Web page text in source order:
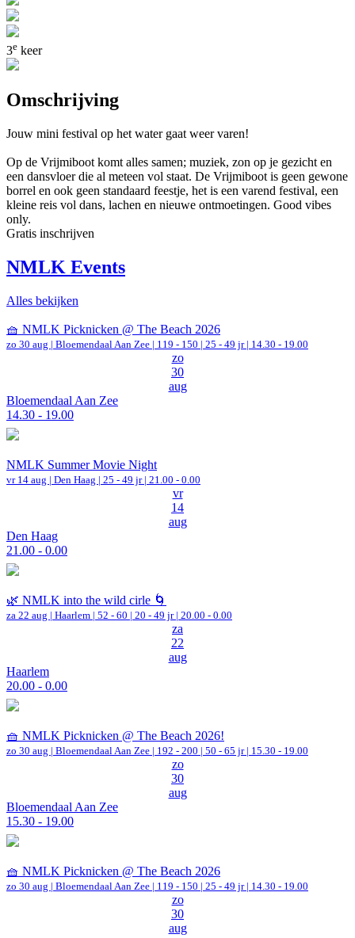
3e keer
Omschrijving
Jouw mini festival op het water gaat weer varen!
Op de Vrijmiboot komt alles samen; muziek, zon op je gezicht en
een dansvloer die al meteen vol staat. De Vrijmiboot is geen gewone
borrel en ook geen standaard feestje, het is een varend festival, een
kleine reis vol dans, lachen en nieuwe ontmoetingen. Good vibes
only.
Gratis inschrijven
NMLK Events
Alles bekijken
🧺 NMLK Picknicken @ The Beach 2026
zo 30 aug | Bloemendaal Aan Zee | 119 - 150 | 25 - 49 jr | 14.30 - 19.00
zo
30
aug
Bloemendaal Aan Zee
14.30 - 19.00
NMLK Summer Movie Night
vr 14 aug | Den Haag | 25 - 49 jr | 21.00 - 0.00
vr
14
aug
Den Haag
21.00 - 0.00
🌿 NMLK into the wild cirle 🌀
za 22 aug | Haarlem | 52 - 60 | 20 - 49 jr | 20.00 - 0.00
za
22
aug
Haarlem
20.00 - 0.00
🧺 NMLK Picknicken @ The Beach 2026!
zo 30 aug | Bloemendaal Aan Zee | 192 - 200 | 50 - 65 jr | 15.30 - 19.00
zo
30
aug
Bloemendaal Aan Zee
15.30 - 19.00
🧺 NMLK Picknicken @ The Beach 2026
zo 30 aug | Bloemendaal Aan Zee | 119 - 150 | 25 - 49 jr | 14.30 - 19.00
zo
30
aug